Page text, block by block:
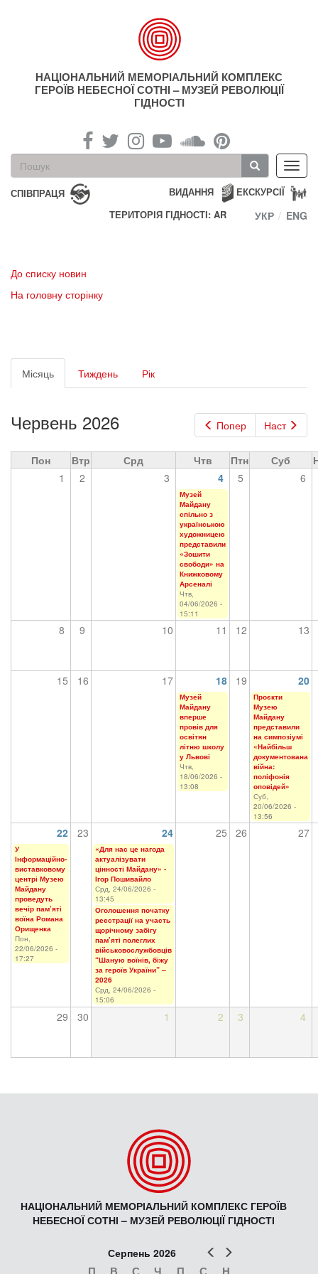
НАЦІОНАЛЬНИЙ МЕМОРІАЛЬНИЙ КОМПЛЕКС
ГЕРОЇВ НЕБЕСНОЇ СОТНІ – МУЗЕЙ РЕВОЛЮЦІЇ
ГІДНОСТІ
Пошукова
форма
Пошук
СПІВПРАЦЯ ЕКСКУРСІЇ
ВИДАННЯ
ТЕРИТОРІЯ ГІДНОСТІ: AR
УКР ENG
До списку новин
На головну сторінку
Первинні
вкладки
Місяць (активна
вкладка)
Тиждень Рік
Попер Наст
Червень 2026
Пон Втр Срд Чтв Птн Суб
1
2 3 4 5 6
Музей
Майдану
спільно з
українською
художницею
представили
«Зошити
свободи» на
Книжковому
Арсеналі
Чтв,
04/06/2026 -
15:11
8 9 10 11 12 13
15 16 17 18 19 20
Музей
Майдану
вперше
провів для
освітян
літню школу
у Львові
Чтв,
18/06/2026 -
13:08
Проєкти
Музею
Майдану
представили
на симпозіумі
«Найбільш
документована
війна:
поліфонія
оповідей»
Суб,
20/06/2026 -
13:56
22 23 24 25 26 27
У
Інформаційно-
виставковому
центрі Музею
Майдану
проведуть
вечір пам’яті
воїна Романа
Орищенка
Пон,
22/06/2026 -
17:27
«Для нас це нагода
актуалізувати
цінності Майдану» -
Ігор Пошивайло
Срд, 24/06/2026 -
13:45
Оголошення початку
реєстрації на участь
щорічному забігу
пам’яті полеглих
військовослужбовців
“Шаную воїнів, біжу
за героїв України” –
2026
Срд, 24/06/2026 -
15:06
29 30 1 2 3 4
НАЦІОНАЛЬНИЙ МЕМОРІАЛЬНИЙ КОМПЛЕКС ГЕРОЇВ
НЕБЕСНОЇ СОТНІ – МУЗЕЙ РЕВОЛЮЦІЇ ГІДНОСТІ
Попер
Серпень 2026